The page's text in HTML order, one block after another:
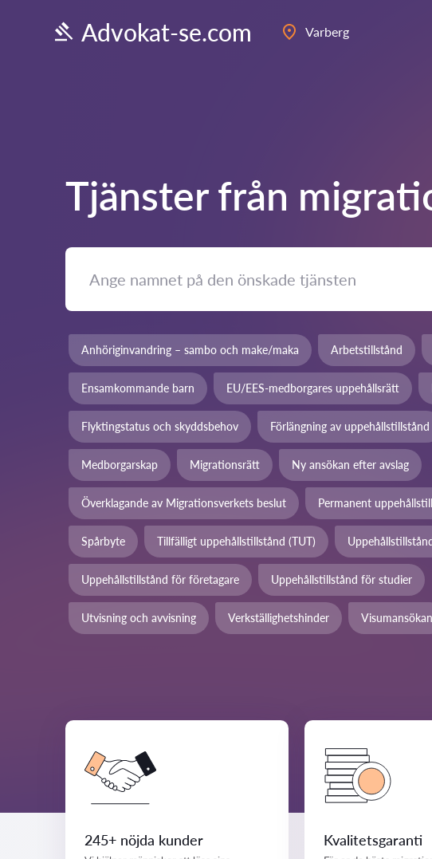
Advokat-se.com Varberg
Tjänster från
Anhöriginvandring – sambo och make/maka Arbetstillstånd
Ensamkommande barn EU/EES-medborgares uppehållsrätt
Flyktingstatus och skyddsbehov Förlängning av uppehållstillstånd
Medborgarskap Migrationsrätt Ny ansökan efter avslag
Överklagande av Migrationsverkets beslut Permanent
Spårbyte Tillfälligt uppehållstillstånd (TUT)
Uppehållstillstånd för företagare Uppehållstillstånd för studier
Utvisning och avvisning Verkställighetshinder Visumansökan
245+ nöjda kunder Kvalitetsgaranti